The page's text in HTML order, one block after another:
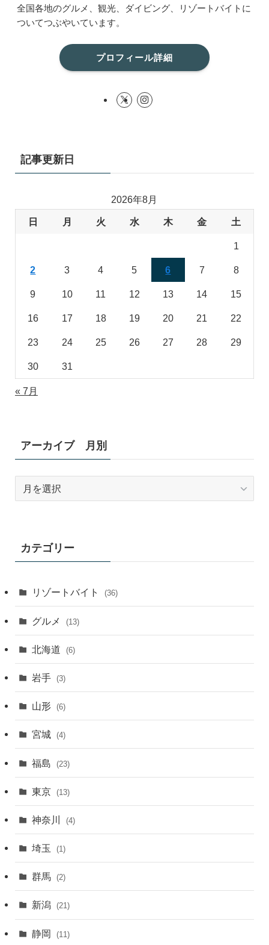
全国各地のグルメ、観光、ダイビング、リゾートバイトに
ついてつぶやいています。
プロフィール詳細
記事更新日
2026年8月
日 月 火 水 木 金 土
1
2 3 4 5 6 7 8
9 10 11 12 13 14 15
16 17 18 19 20 21 22
23 24 25 26 27 28 29
30 31
« 7月
アーカイブ 月別
ブ
カテゴリー
リゾートバイト (36)
グルメ (13)
北海道 (6)
岩手 (3)
山形 (6)
宮城 (4)
福島 (23)
東京 (13)
神奈川 (4)
埼玉 (1)
群馬 (2)
新潟 (21)
静岡 (11)